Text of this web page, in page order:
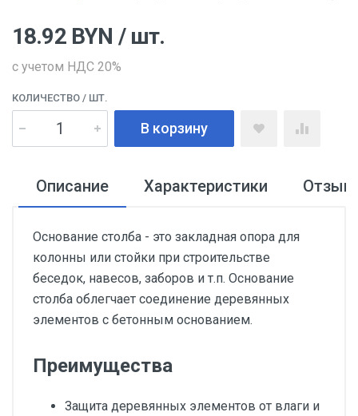
18.92 BYN / шт.
с учетом НДС 20%
КОЛИЧЕСТВО / ШТ.
В корзину
Описание Характеристики
Основание столба - это закладная опора для
колонны или стойки при строительстве
беседок, навесов, заборов и т.п. Основание
столба облегчает соединение деревянных
элементов с бетонным основанием.
Преимущества
Защита деревянных элементов от влаги и